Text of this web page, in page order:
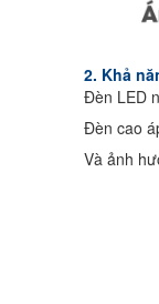
2. Khả
Đèn LED
Đèn cao
Và ảnh